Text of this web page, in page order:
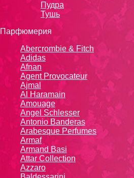
Пудра
Тушь
Парфюмерия
Abercrombie & Fitch
Adidas
Afnan
Agent Provocateur
Ajmal
Al Haramain
Amouage
Angel Schlesser
Antonio Banderas
Arabesque Perfumes
Armaf
Armand Basi
Attar Collection
Azzaro